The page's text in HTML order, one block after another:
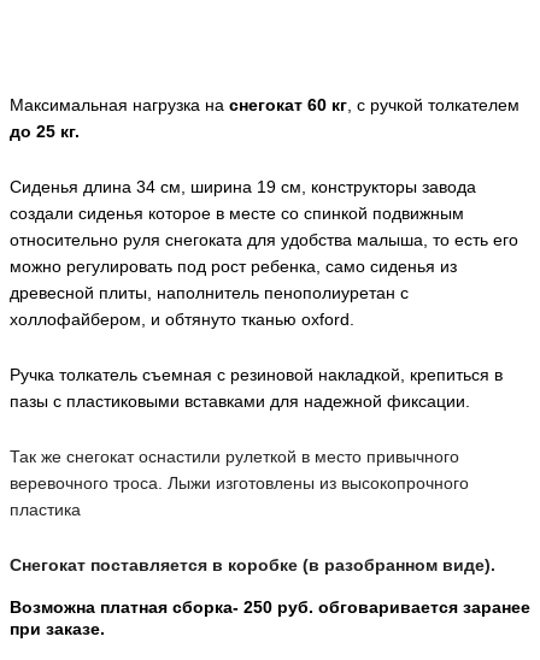
Максимальная нагрузка на снегокат 60 кг , с ручкой толкателем
до 25 кг.
Сиденья длина 34 см, ширина 19 см, конструкторы завода
создали сиденья которое в месте со спинкой подвижным
относительно руля снегоката для удобства малыша, то есть его
можно регулировать под рост ребенка, само сиденья из
древесной плиты, наполнитель пенополиуретан с
холлофайбером, и обтянуто тканью oxford.
Ручка толкатель съемная с резиновой накладкой, крепиться в
пазы с пластиковыми вставками для надежной фиксации.
Так же снегокат оснастили рулеткой в место привычного
веревочного троса. Лыжи изготовлены из высокопрочного
пластика
Снегокат поставляется в коробке (в разобранном виде).
Возможна платная сборка- 250 руб. обговаривается заранее
при заказе.